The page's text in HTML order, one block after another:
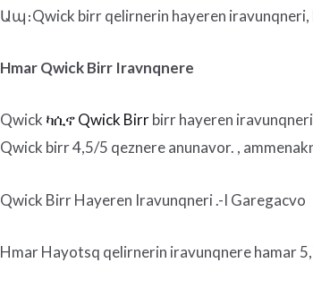
Ապ։Qwick birr qelirnerin hayeren iravunqneri,
Hmar Qwick Birr Iravnqnere
Qwick ካሲኖ Qwick Birrbirr hayeren
Qwick birr 4,5/5 qeznere anunavor. ,
Qwick Birr Hayeren Iravunqneri .-I Garegacvo
Hmar Hayotsq qelirnerin iravunqnere hamar